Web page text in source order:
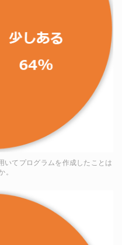
いてプログラムを作成したことは
。